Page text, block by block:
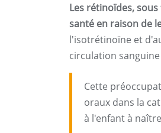
Les rétinoïdes,
santé en raison de
l'isotrétinoïne et
circulation
Cette
oraux dans la
à l'enfant à